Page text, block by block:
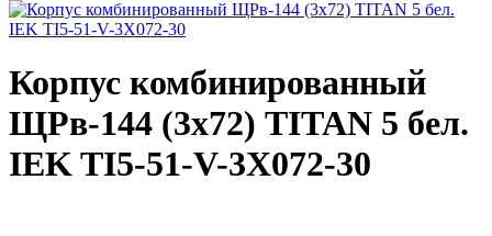
Корпус комбинированный
ЩРв-144 (3х72) TITAN 5 бел.
IEK TI5-51-V-3X072-30